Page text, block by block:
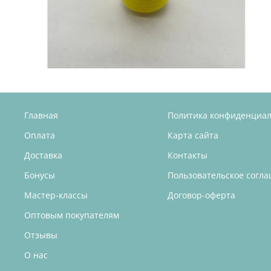
Главная
Оплата
Доставка
Бонусы
Мастер-классы
Оптовым покупателям
Отзывы
О нас
Политика
Карта сайта
Контакты
Пользовательское
Договор-оферта